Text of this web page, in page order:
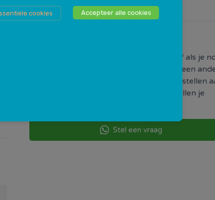
cookies Accepteer alle cookies
Als je nog niet genoeg informatie hebt of als je
steeds niet zeker bent over iets, of als je een
vraag hebt, dan kun je jouw vraag direct stellen
een van onze winkels in jouw buurt. Zij zullen je
Stel een vraag